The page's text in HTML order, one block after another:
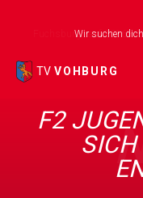
Wir suchen
TV VOHBURG
F2
SICH